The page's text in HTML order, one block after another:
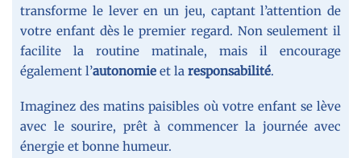
transforme le lever en un jeu, captant l’attention de
votre enfant dès le premier regard. Non seulement il
facilite la routine matinale, mais il encourage
également l’autonomie et la responsabilité.
Imaginez des matins paisibles où votre enfant se lève
avec le sourire, prêt à commencer la journée avec
énergie et bonne humeur.